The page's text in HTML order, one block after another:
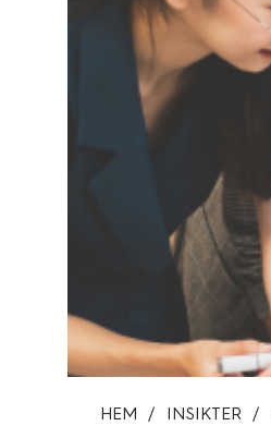
HEM INSIKTER